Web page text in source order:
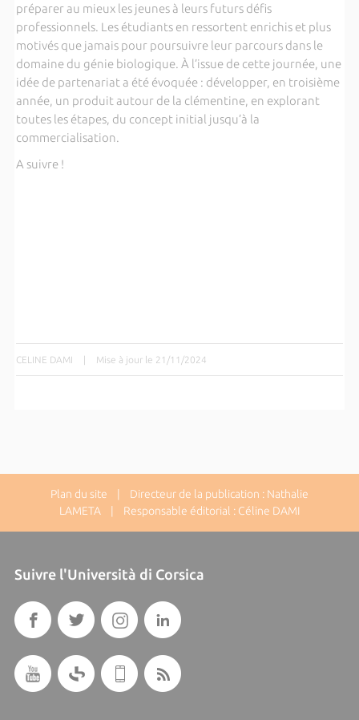
préparer au mieux les jeunes à leurs futurs défis
professionnels. Les étudiants en ressortent enrichis et plus
motivés que jamais pour poursuivre leur parcours dans le
domaine du génie biologique. À l’issue de cette journée, une
idée de partenariat a été évoquée : développer, en troisième
année, un produit autour de la clémentine, en explorant
toutes les étapes, du concept initial jusqu’à la
commercialisation.
A suivre !
CELINE DAMI | Mise à jour le 21/11/2024
Plan du site | Directeur de la publication : Nathalie
LAMETA | Responsable éditorial : Céline DAMI
Suivre l'Università di Corsica